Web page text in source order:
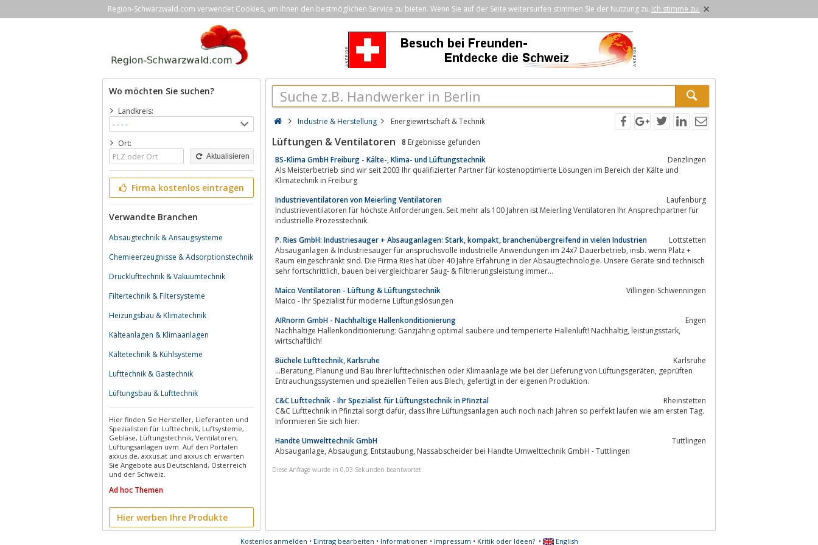
Region-Schwarzwald.com verwendet Cookies, um Ihnen den bestmöglichen Service zu bieten. Wenn Sie auf der Seite weitersurfen stimmen Sie der Nutzung zu.Ich stimme zu. ×
Wo möchten Sie suchen?
Landkreis:
Ort:
Aktualisieren
Firma kostenlos eintragen
Verwandte Branchen
Absaugtechnik & Ansaugsysteme
Chemieerzeugnisse & Adsorptionstechnik
Drucklufttechnik & Vakuumtechnik
Filtertechnik & Filtersysteme
Heizungsbau & Klimatechnik
Kälteanlagen & Klimaanlagen
Kältetechnik & Kühlsysteme
Lufttechnik & Gastechnik
Lüftungsbau & Lufttechnik
Hier finden Sie Hersteller, Lieferanten und
Spezialisten für Lufttechnik, Luftsysteme,
Gebläse, Lüftungstechnik, Ventilatoren,
Lüftungsanlagen uvm. Auf den Portalen
axxus.de, axxus.at und axxus.ch erwarten
Sie Angebote aus Deutschland, Österreich
und der Schweiz.
Ad hoc Themen
Hier werben Ihre Produkte
Industrie & Herstellung Energiewirtschaft & Technik
Lüftungen & Ventilatoren 8 Ergebnisse gefunden
BS-Klima GmbH Freiburg - Kälte-, Klima- und Lüftungstechnik
Denzlingen
Als Meisterbetrieb sind wir seit 2003 Ihr qualifizierter Partner für kostenoptimierte Lösungen im Bereich der Kälte und
Klimatechnik in Freiburg
Industrieventilatoren von Meierling Ventilatoren
Laufenburg
Industrieventilatoren für höchste Anforderungen. Seit mehr als 100 Jahren ist Meierling Ventilatoren Ihr Ansprechpartner für
industrielle Prozesstechnik.
P. Ries GmbH: Industriesauger + Absauganlagen: Stark, kompakt, branchenübergreifend in vielen Industrien
Lottstetten
Absauganlagen & Industriesauger für anspruchsvolle industrielle Anwendungen im 24x7 Dauerbetrieb, insb. wenn Platz +
Raum eingeschränkt sind. Die Firma Ries hat über 40 Jahre Erfahrung in der Absaugtechnologie. Unsere Geräte sind technisch
sehr fortschrittlich, bauen bei vergleichbarer Saug- & Filtrierungsleistung immer...
Maico Ventilatoren - Lüftung & Lüftungstechnik
Villingen-Schwenningen
Maico - Ihr Spezialist für moderne Lüftungslösungen
AIRnorm GmbH - Nachhaltige Hallenkonditionierung
Engen
Nachhaltige Hallenkonditionierung: Ganzjährig optimal saubere und temperierte Hallenluft! Nachhaltig, leistungsstark,
wirtschaftlich!
Büchele Lufttechnik, Karlsruhe
Karlsruhe
...Beratung, Planung und Bau Ihrer lufttechnischen oder Klimaanlage wie bei der Lieferung von Lüftungsgeräten, geprüften
Entrauchungssystemen und speziellen Teilen aus Blech, gefertigt in der eigenen Produktion.
C&C Lufttechnik - Ihr Spezialist für Lüftungstechnik in Pfinztal
Rheinstetten
C&C Lufttechnik in Pfinztal sorgt dafür, dass Ihre Lüftungsanlagen auch noch nach Jahren so perfekt laufen wie am ersten Tag.
Informieren Sie sich hier.
Handte Umwelttechnik GmbH
Tuttlingen
Absauganlage, Absaugung, Entstaubung, Nassabscheider bei Handte Umwelttechnik GmbH - Tuttlingen
Diese Anfrage wurde in 0,03 Sekunden beantwortet.
Kostenlos anmelden • Eintrag bearbeiten • Informationen • Impressum • Kritik oder Ideen?• English